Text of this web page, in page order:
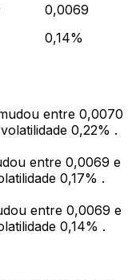
0,0069
0,14%
entre 0,0070
0,22% .
entre 0,0069 e
0,17% .
entre 0,0069 e
0,14% .